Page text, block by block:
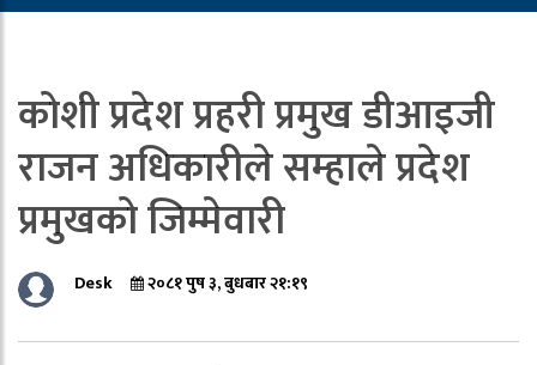
कोशी प्रदेश प्रहरी प्रमुख डीआइजी
राजन अधिकारीले सम्हाले प्रदेश
प्रमुखको जिम्मेवारी
Desk २०८१ पुष ३, बुधबार २१:१९